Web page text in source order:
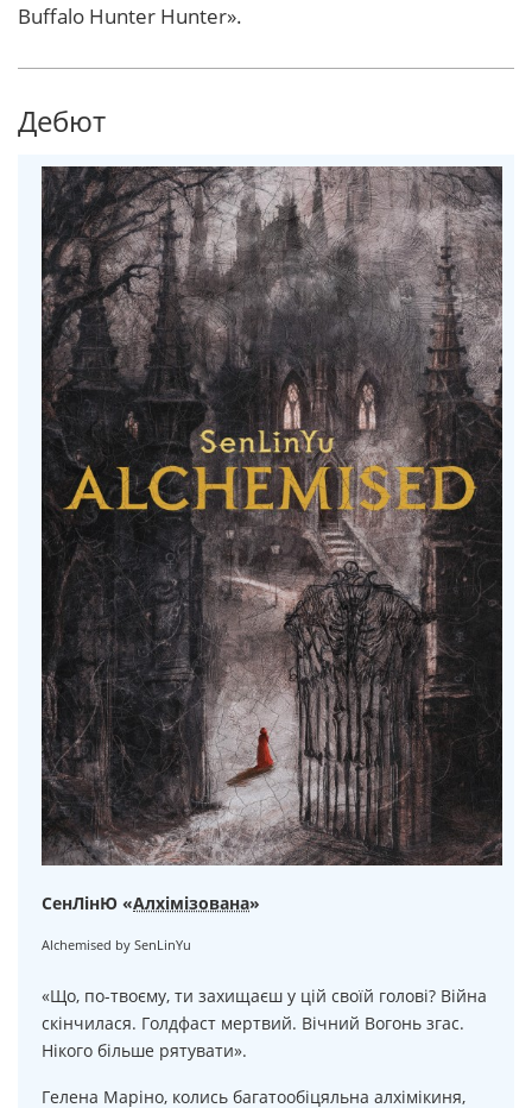
Buffalo Hunter Hunter».
Дебют
СенЛінЮ «Алхімізована»
Alchemised by SenLinYu
«Що, по-твоєму, ти захищаєш у цій своїй голові? Війна
скінчилася. Голдфаст мертвий. Вічний Вогонь згас.
Нікого більше рятувати».
Гелена Маріно, колись багатообіцяльна алхімікиня,